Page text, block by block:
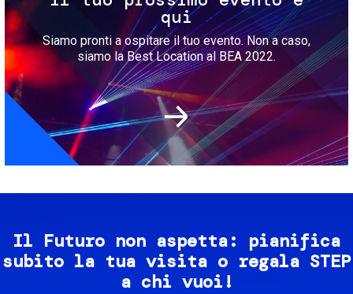
qui
Siamo pronti a ospitare il tuo evento. Non a caso,
siamo la Best Location al BEA 2022.
Il Futuro non aspetta: pianifica
subito la tua visita o regala STEP
a chi vuoi!